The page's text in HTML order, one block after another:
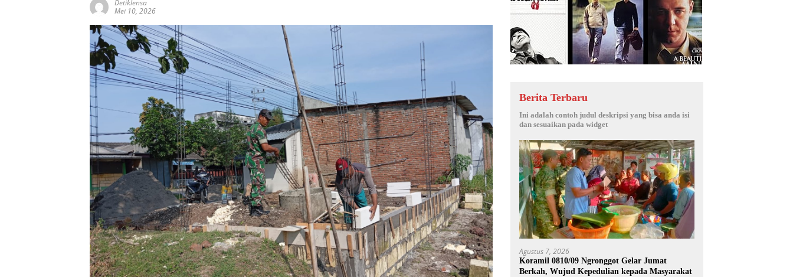
Detiklensa
Mei 10, 2026
Berita Terbaru
Ini adalah contoh judul deskripsi yang bisa anda isi
dan sesuaikan pada widget
Agustus 7, 2026
Koramil 0810/09 Ngronggot Gelar Jumat
Berkah, Wujud Kepedulian kepada Masyarakat